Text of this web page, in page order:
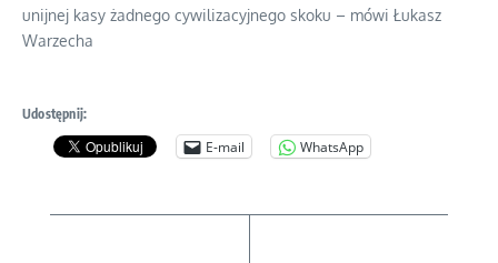
unijnej kasy żadnego cywilizacyjnego skoku – mówi Łukasz
Warzecha
Udostępnij:
E-mail WhatsApp